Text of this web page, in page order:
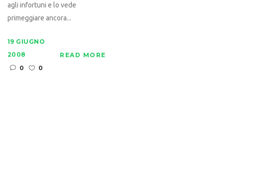
agli infortuni e lo vede
primeggiare ancora...
19 GIUGNO
2008
0
0
READ MORE